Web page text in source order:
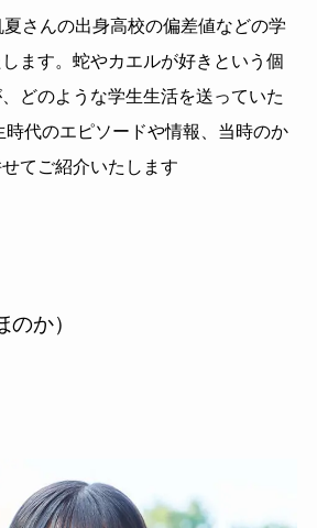
夏さんの出身高校の偏差値などの学
ます。蛇やカエルが好きという個
どのような学生生活を送っていた
時代のエピソードや情報、当時のか
てご紹介いたします
のか）